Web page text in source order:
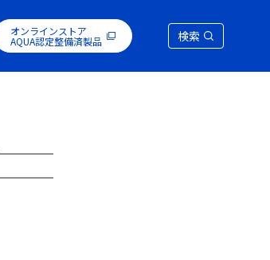
オンラインストア
AQUA認定整備済製品 検索